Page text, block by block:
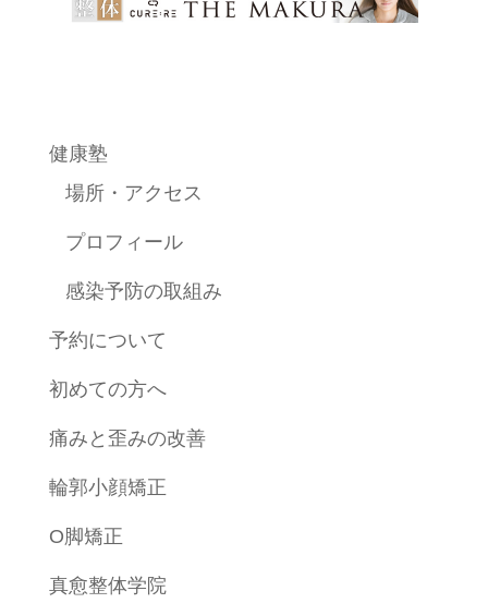
健康塾
場所・アクセス
プロフィール
感染予防の取組み
予約について
初めての方へ
痛みと歪みの改善
輪郭小顔矯正
O脚矯正
真愈整体学院